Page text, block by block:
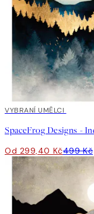
40%*
VYBRANÍ UMĚLCI
Od 299,40 Kč499 Kč